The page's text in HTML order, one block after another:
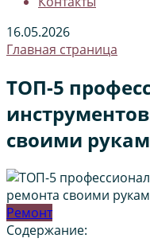
16.05.2026
Главная страница
ТОП-5
своими
Ремонт
Содержание: